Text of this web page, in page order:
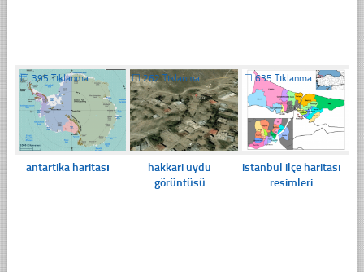
☐ 395 Tıklanma
antartika haritası
☐262 Tıklanma
hakkari uydu
görüntüsü
☐635 Tıklanma
istanbul ilçe haritası
resimleri